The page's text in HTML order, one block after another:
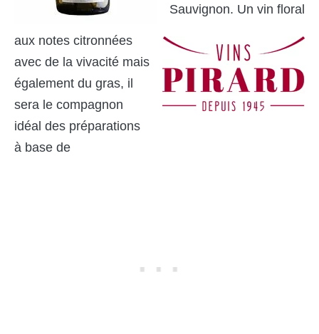
Sauvignon. Un vin floral
aux notes citronnées
avec de la vivacité mais
également du gras, il
sera le compagnon
idéal des préparations
à base de